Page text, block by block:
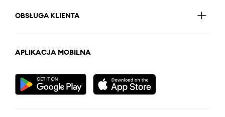
OBSŁUGA KLIENTA
APLIKACJA MOBILNA